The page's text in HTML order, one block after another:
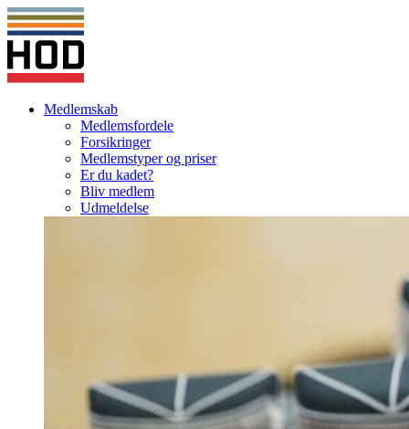
Medlemskab
Medlemsfordele
Forsikringer
Medlemstyper og priser
Er du kadet?
Bliv medlem
Udmeldelse